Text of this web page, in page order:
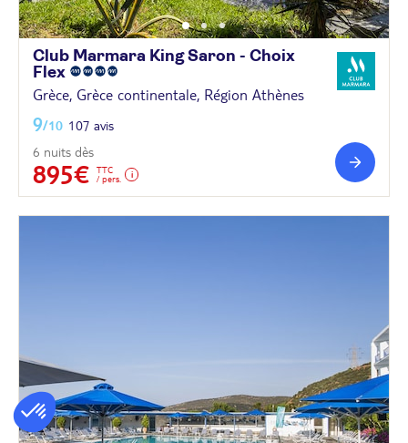
Club Marmara King Saron - Choix
Flex
Grèce, Grèce continentale, Région Athènes
9/10 107 avis
6 nuits dès
895€
TTC
/ pers.